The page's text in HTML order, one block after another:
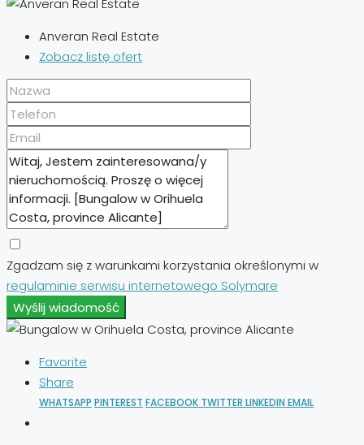
Anveran Real Estate
Zobacz listę ofert
Zgadzam się z warunkami korzystania określonymi w
regulaminie serwisu internetowego Solymare
Wyślij wiadomość
Favorite
Share
WHATSAPP PINTEREST FACEBOOK TWITTER LINKEDIN EMAIL